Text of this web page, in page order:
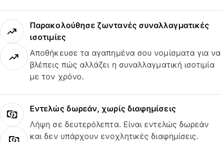
Παρακολούθησε ζωντανές συναλλαγματικές
ισοτιμίες
Αποθήκευσε τα αγαπημένα σου νομίσματα για να
βλέπεις πώς αλλάζει η συναλλαγματική ισοτιμία
με τον χρόνο.
Εντελώς δωρεάν, χωρίς διαφημίσεις
Λήψη σε δευτερόλεπτα. Είναι εντελώς δωρεάν
και δεν υπάρχουν ενοχλητικές διαφημίσεις.